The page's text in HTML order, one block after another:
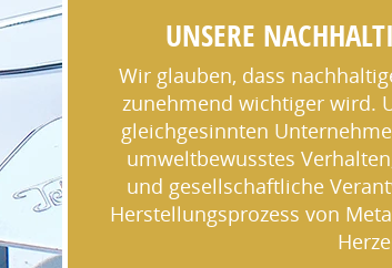
UNSERE
Wir glauben, dass
zunehmend wichtiger wird.
gleichgesinnten
umweltbewusstes
und gesellschaftliche
Herstellungsprozess von